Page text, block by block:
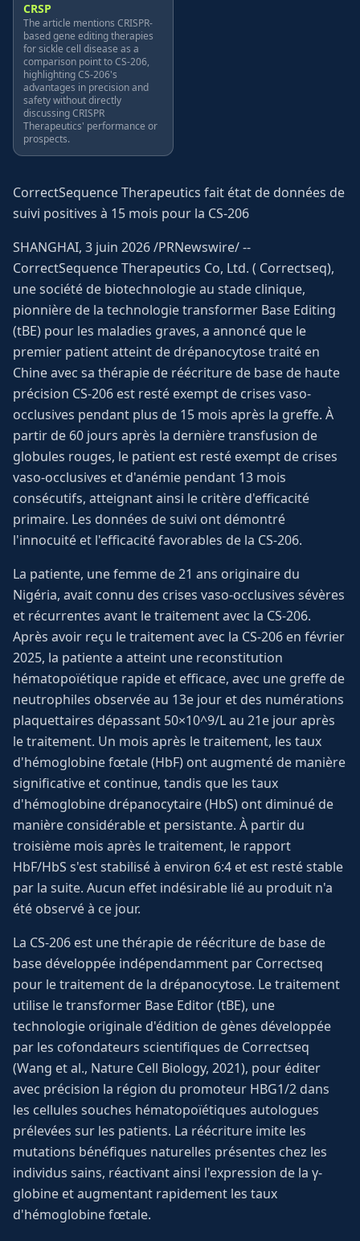
CRSP
The article mentions CRISPR-
based gene editing therapies
for sickle cell disease as a
comparison point to CS-206,
highlighting CS-206's
advantages in precision and
safety without directly
discussing CRISPR
Therapeutics' performance or
prospects.
CorrectSequence Therapeutics fait état de données de
suivi positives à 15 mois pour la CS-206
SHANGHAI, 3 juin 2026 /PRNewswire/ --
CorrectSequence Therapeutics Co, Ltd. ( Correctseq),
une société de biotechnologie au stade clinique,
pionnière de la technologie transformer Base Editing
(tBE) pour les maladies graves, a annoncé que le
premier patient atteint de drépanocytose traité en
Chine avec sa thérapie de réécriture de base de haute
précision CS-206 est resté exempt de crises vaso-
occlusives pendant plus de 15 mois après la greffe. À
partir de 60 jours après la dernière transfusion de
globules rouges, le patient est resté exempt de crises
vaso-occlusives et d'anémie pendant 13 mois
consécutifs, atteignant ainsi le critère d'efficacité
primaire. Les données de suivi ont démontré
l'innocuité et l'efficacité favorables de la CS-206.
La patiente, une femme de 21 ans originaire du
Nigéria, avait connu des crises vaso-occlusives sévères
et récurrentes avant le traitement avec la CS-206.
Après avoir reçu le traitement avec la CS-206 en février
2025, la patiente a atteint une reconstitution
hématopoïétique rapide et efficace, avec une greffe de
neutrophiles observée au 13e jour et des numérations
plaquettaires dépassant 50×10^9/L au 21e jour après
le traitement. Un mois après le traitement, les taux
d'hémoglobine fœtale (HbF) ont augmenté de manière
significative et continue, tandis que les taux
d'hémoglobine drépanocytaire (HbS) ont diminué de
manière considérable et persistante. À partir du
troisième mois après le traitement, le rapport
HbF/HbS s'est stabilisé à environ 6:4 et est resté stable
par la suite. Aucun effet indésirable lié au produit n'a
été observé à ce jour.
La CS-206 est une thérapie de réécriture de base de
base développée indépendamment par Correctseq
pour le traitement de la drépanocytose. Le traitement
utilise le transformer Base Editor (tBE), une
technologie originale d'édition de gènes développée
par les cofondateurs scientifiques de Correctseq
(Wang et al., Nature Cell Biology, 2021), pour éditer
avec précision la région du promoteur HBG1/2 dans
les cellules souches hématopoïétiques autologues
prélevées sur les patients. La réécriture imite les
mutations bénéfiques naturelles présentes chez les
individus sains, réactivant ainsi l'expression de la γ-
globine et augmentant rapidement les taux
d'hémoglobine fœtale.